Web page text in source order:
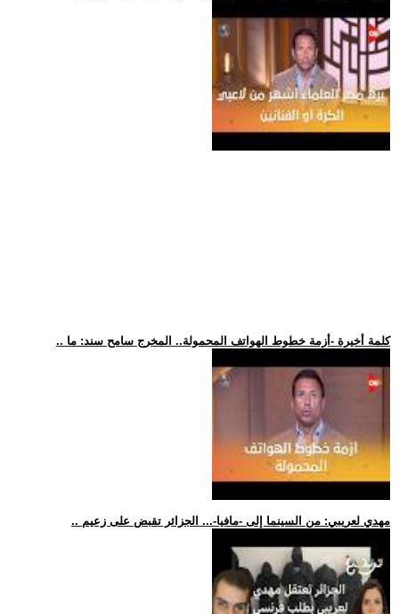
.. كلمة أخيرة -أزمة خطوط الهواتف المحمولة.. المخرج سامح سند: ما
.. مهدي لعريبي: من السينما إلى -مافيا-... الجزائر تقبض على زعيم